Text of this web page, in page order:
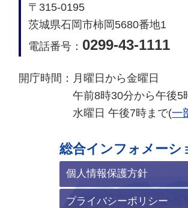
〒315-0195
茨城県石岡市柿岡5680番地1
電話番号： 0299-43-1111
開庁時間： 月曜日から金曜日
午前8時30分から午後5
水曜日 午後7時まで(一
総合インフォメーシ
個人情報保護方針
プライバシーポリシー